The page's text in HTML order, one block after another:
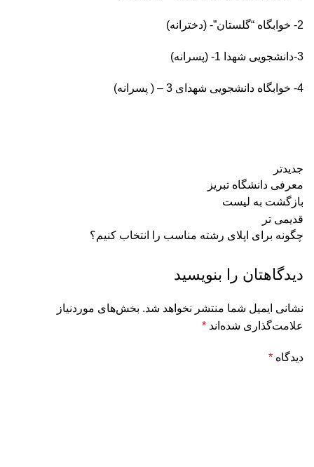
2- خوابگاه “گلستان”- (دخترانه)
3-دانشجویی شهدا 1- (پسرانه)
4- خوابگاه دانشجویی شهدای 3 – ( پسرانه)
جدیدتر
معرفی دانشگاه تبریز
بازگشت به لیست
قدیمی تر
چگونه برای اپلای رشته مناسب را انتخاب کنیم؟
دیدگاهتان را بنویسید
نشانی ایمیل شما منتشر نخواهد شد. بخش‌های موردنیاز
علامت‌گذاری شده‌اند *
دیدگاه *